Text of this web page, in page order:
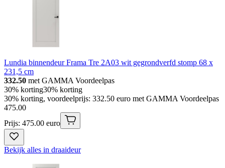
Lundia binnendeur Frama Tre 2A03 wit gegrondverfd stomp 68 x
231,5 cm
332.50 met GAMMA Voordeelpas
30% korting30% korting
30% korting, voordeelprijs: 332.50 euro met GAMMA Voordeelpas
475.00
Prijs: 475.00 euro
Bekijk alles in draaideur